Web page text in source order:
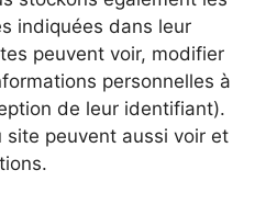
indiquées dans leur
peuvent voir, modifier
personnelles à
de leur identifiant).
site peuvent aussi voir et